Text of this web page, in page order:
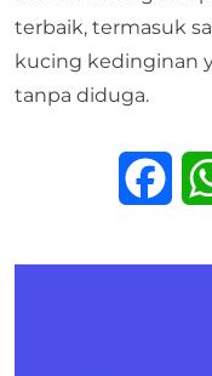
terbaik, termasuk
kucing kedinginan
tanpa diduga.